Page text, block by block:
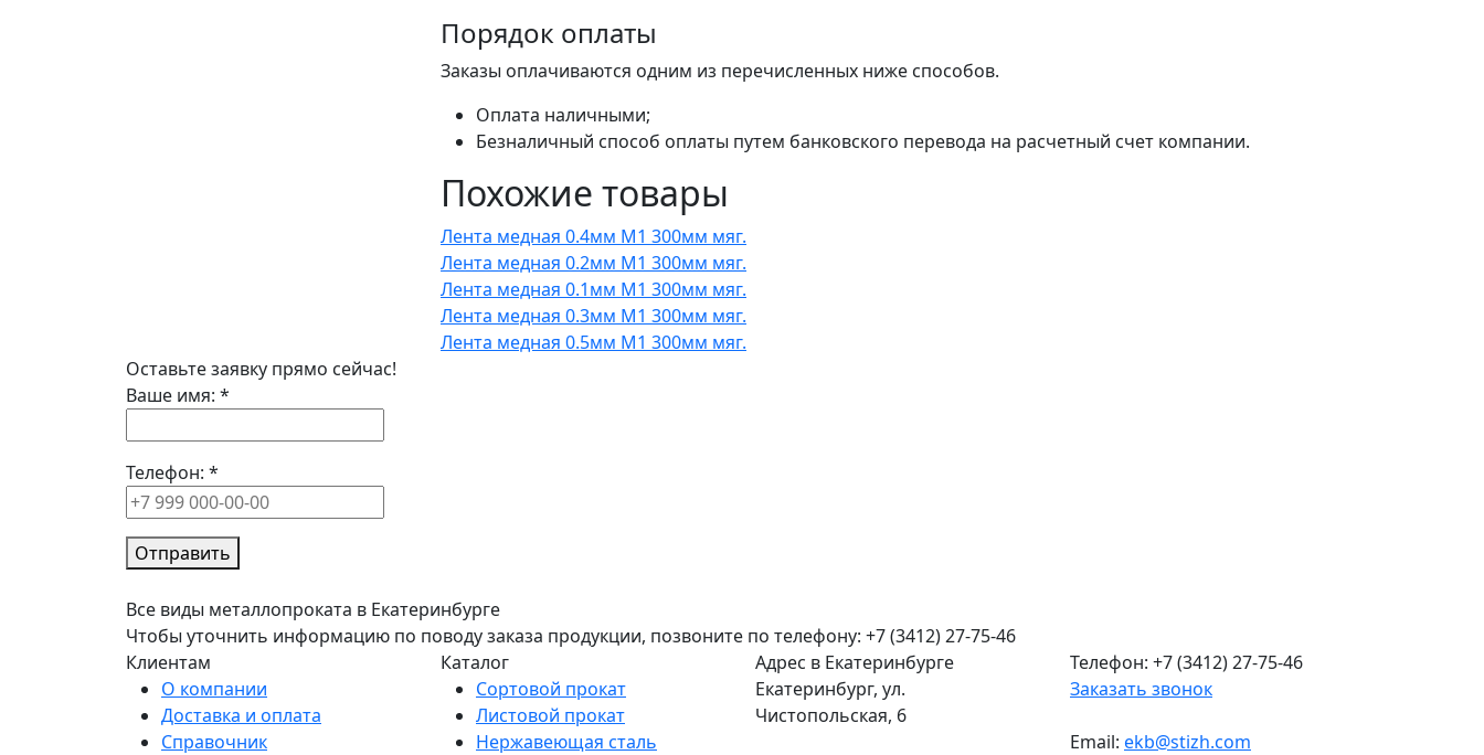
Порядок оплаты
Заказы оплачиваются одним из перечисленных ниже способов.
Оплата наличными;
Безналичный способ оплаты путем банковского перевода на расчетный счет компании.
Похожие товары
Лента медная 0.4мм М1 300мм мяг.
Лента медная 0.2мм М1 300мм мяг.
Лента медная 0.1мм М1 300мм мяг.
Лента медная 0.3мм М1 300мм мяг.
Лента медная 0.5мм М1 300мм мяг.
Оставьте заявку прямо сейчас!
Ваше имя: *
Телефон: *
Отправить
Все виды металлопроката в Екатеринбурге
Чтобы уточнить информацию по поводу заказа продукции, позвоните по телефону: +7 (3412) 27-75-46
Клиентам
О компании
Доставка и оплата
Справочник
Каталог
Сортовой прокат
Листовой прокат
Нержавеющая сталь
Адрес в Екатеринбурге
Екатеринбург, ул.
Чистопольская, 6
Телефон: +7 (3412) 27-75-46
Заказать звонок
Email: ekb@stizh.com